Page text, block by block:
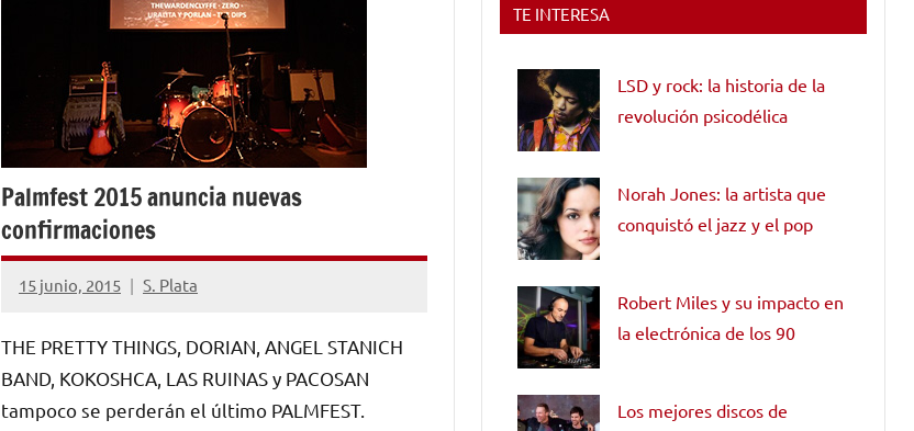
Palmfest 2015 anuncia nuevas
confirmaciones
15 junio, 2015 S. Plata
No
comentarios
THE PRETTY THINGS, DORIAN, ANGEL STANICH
BAND, KOKOSHCA, LAS RUINAS y PACOSAN
tampoco se perderán el último PALMFEST.
TE INTERESA
LSD y rock: la historia de la
revolución psicodélica
Norah Jones: la artista que
conquistó el jazz y el pop
Robert Miles y su impacto en
la electrónica de los 90
Los mejores discos de